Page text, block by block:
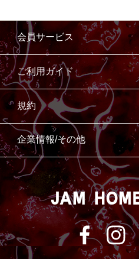
会員サービス
ご利用ガイド
規約
企業情報/その他